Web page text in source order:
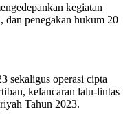
kegiatan
dan penegakan hukum 20
sekaligus operasi cipta
kelancaran lalu-lintas
Tahun 2023.